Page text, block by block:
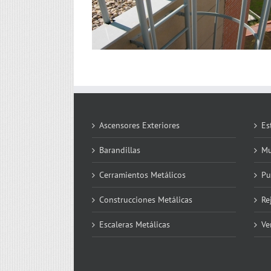
Ascensores Exteriores
Barandillas
Cerramientos Metálicos
Construcciones Metálicas
Escaleras Metálicas